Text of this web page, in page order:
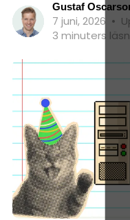
Gustaf
7 juni, 2026 •
3 minuters